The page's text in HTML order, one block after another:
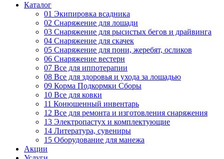
Каталог
01 Экипировка всадника
02 Снаряжение для лошади
03 Снаряжение для рысистых бегов и драйвинга
04 Снаряжение для скачек
05 Снаряжение для пони, жеребят, осликов
06 Снаряжение вестерн
07 Все для иппотерапии
08 Все для здоровья и ухода за лошадью
09 Корма Подкормки Сборы
10 Все для ковки
11 Конюшенный инвентарь
12 Все для ремонта и изготовления снаряжения
13 Электропастух и комплектующие
14 Литература, сувениры
15 Оборудование для манежа
Акции